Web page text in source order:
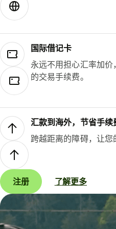
国际借记卡
永远不用担心汇率加
的交易手续费。
汇款到海外，节省手续
跨越距离的障碍，让您
注册 了解更多